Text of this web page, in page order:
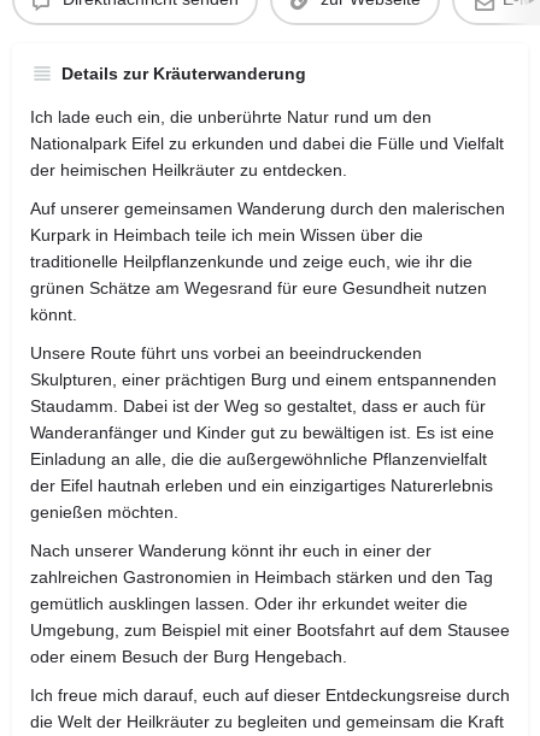
Details zur Kräuterwanderung
Ich lade euch ein, die unberührte Natur rund um den
Nationalpark Eifel zu erkunden und dabei die Fülle und Vielfalt
der heimischen Heilkräuter zu entdecken.
Auf unserer gemeinsamen Wanderung durch den malerischen
Kurpark in Heimbach teile ich mein Wissen über die
traditionelle Heilpflanzenkunde und zeige euch, wie ihr die
grünen Schätze am Wegesrand für eure Gesundheit nutzen
könnt.
Unsere Route führt uns vorbei an beeindruckenden
Skulpturen, einer prächtigen Burg und einem entspannenden
Staudamm. Dabei ist der Weg so gestaltet, dass er auch für
Wanderanfänger und Kinder gut zu bewältigen ist. Es ist eine
Einladung an alle, die die außergewöhnliche Pflanzenvielfalt
der Eifel hautnah erleben und ein einzigartiges Naturerlebnis
genießen möchten.
Nach unserer Wanderung könnt ihr euch in einer der
zahlreichen Gastronomien in Heimbach stärken und den Tag
gemütlich ausklingen lassen. Oder ihr erkundet weiter die
Umgebung, zum Beispiel mit einer Bootsfahrt auf dem Stausee
oder einem Besuch der Burg Hengebach.
Ich freue mich darauf, euch auf dieser Entdeckungsreise durch
die Welt der Heilkräuter zu begleiten und gemeinsam die Kraft